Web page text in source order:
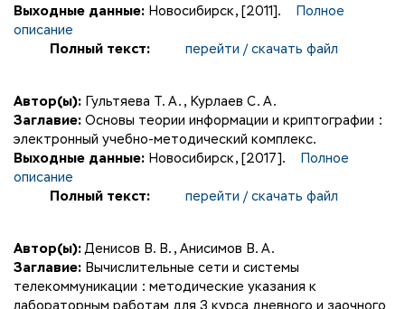
Выходные данные: Новосибирск, [2011].
Полное
описание
Полный текст:
перейти / скачать файл
Автор(ы): Гультяева Т. А. , Курлаев С. А.
Заглавие: Основы теории информации и криптографии :
электронный учебно-методический комплекс.
Выходные данные: Новосибирск, [2017].
Полное
описание
Полный текст:
перейти / скачать файл
Автор(ы): Денисов В. В. , Анисимов В. А.
Заглавие: Вычислительные сети и системы
телекоммуникации : методические указания к
лабораторным работам для 3 курса дневного и заочного